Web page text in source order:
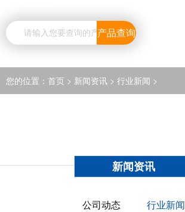
产品查询
您的位置： 首页 > 新闻资讯 > 行业新闻 >
新闻资讯
公司动态 行业新闻